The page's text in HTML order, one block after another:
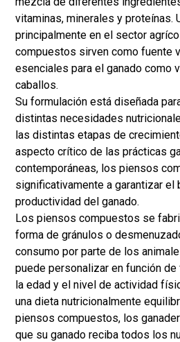
vitaminas, minerales y proteínas.
principalmente en el sector
compuestos sirven como fuente
esenciales para el ganado como
caballos.
Su formulación está diseñada
distintas necesidades
las distintas etapas de
aspecto crítico de las prácticas
contemporáneas, los piensos
significativamente a garantizar el
productividad del ganado.
Los piensos compuestos se
forma de gránulos o
consumo por parte de los
puede personalizar en función
la edad y el nivel de actividad
una dieta nutricionalmente
piensos compuestos, los
que su ganado reciba todos los